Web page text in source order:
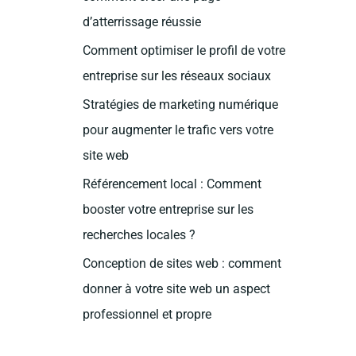
h
e
r
:
d’atterrissage réussie
Comment optimiser le profil de votre
entreprise sur les réseaux sociaux
Stratégies de marketing numérique
pour augmenter le trafic vers votre
site web
Référencement local : Comment
booster votre entreprise sur les
recherches locales ?
Conception de sites web : comment
donner à votre site web un aspect
professionnel et propre